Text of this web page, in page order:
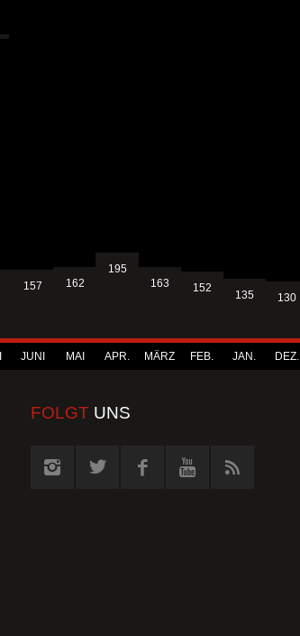
157
JUNI
162
MAI
195
APR.
163
MÄRZ
152
FEB.
135
JAN.
130
DEZ.
FOLGT UNS